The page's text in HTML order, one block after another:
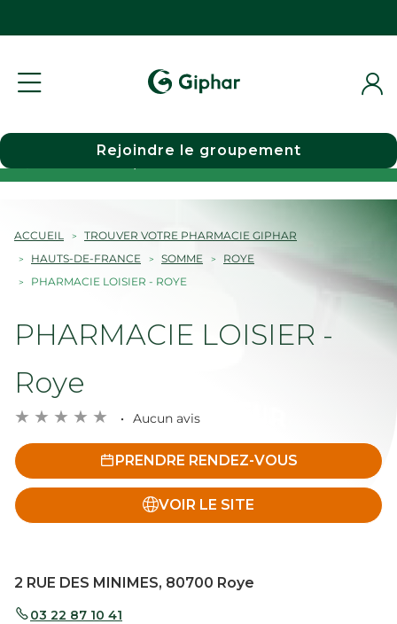
Choisir une pharmacie
Rejoindre le groupement
ACCUEIL
TROUVER VOTRE PHARMACIE GIPHAR
HAUTS-DE-FRANCE
SOMME
ROYE
PHARMACIE LOISIER - ROYE
PHARMACIE LOISIER -
Roye
Aucun avis
PRENDRE RENDEZ-VOUS
VOIR LE SITE
2 RUE DES MINIMES, 80700 Roye
03 22 87 10 41